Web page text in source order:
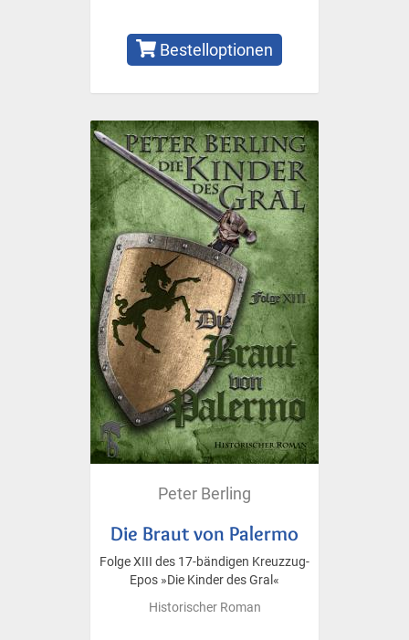
Bestelloptionen
Peter Berling
Die Braut von Palermo
Folge XIII des 17-bändigen Kreuzzug-
Epos »Die Kinder des Gral«
Historischer Roman